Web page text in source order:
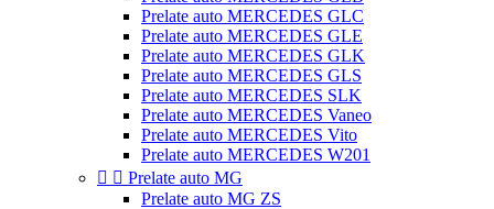
Prelate auto MERCEDES GLC
Prelate auto MERCEDES GLE
Prelate auto MERCEDES GLK
Prelate auto MERCEDES GLS
Prelate auto MERCEDES SLK
Prelate auto MERCEDES Vaneo
Prelate auto MERCEDES Vito
Prelate auto MERCEDES W201
  Prelate auto MG
Prelate auto MG ZS